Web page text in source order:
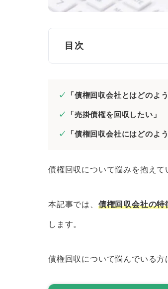
目次
サービサー法とは
デメリット
「債権回収会社とはどのよ
「売掛債権を回収したい」
「債権回収会社にはどのよ
債権回収について悩みを抱えて
本記事では、 債権回収会社の
します。
債権回収について悩んでいる方